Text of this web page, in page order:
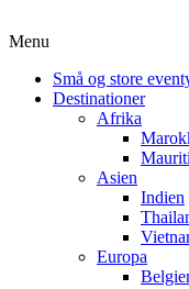
Menu
Små og store
Destinationer
Afrika
Asien
Indien
Europa